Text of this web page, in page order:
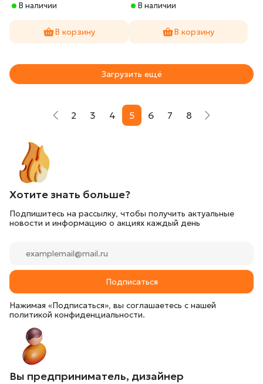
В наличии
В корзину
В наличии
В корзину
Загрузить ещё
2 3 4 5 6 7 8
Хотите знать больше?
Подпишитесь на рассылку, чтобы получить актуальные
новости и информацию о акциях каждый день
Подписаться
Нажимая «Подписаться», вы соглашаетесь с нашей
политикой конфиденциальности.
Вы предприниматель, дизайнер